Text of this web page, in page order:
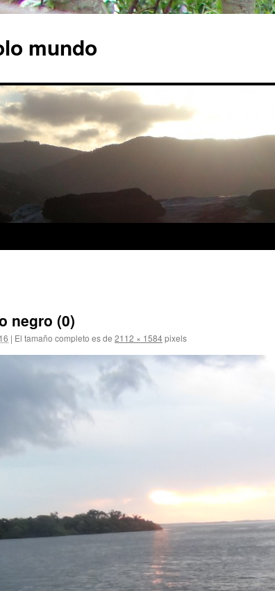
mundo
negro (0)
| El tamaño completo es de 2112 × 1584pixels